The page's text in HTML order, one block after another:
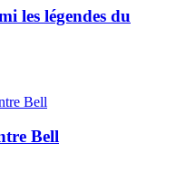
les légendes du
Bell